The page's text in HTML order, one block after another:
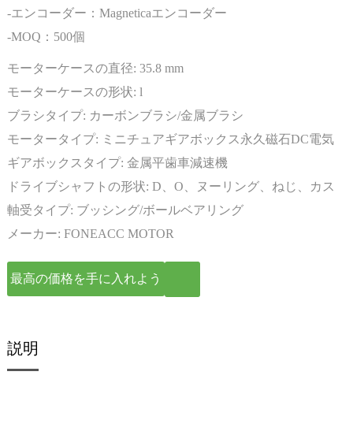
-エンコーダー：Magneticaエンコーダー
-MOQ：500個
モーターケースの直径: 35.8 mm
モーターケースの形状: l
ブラシタイプ: カーボンブラシ/金属ブラシ
モータータイプ: ミニチュアギアボックス永久磁石DC電気
モーター
ギアボックスタイプ: 金属平歯車減速機
ドライブシャフトの形状: D、O、ヌーリング、ねじ、カス
タマイズ
軸受タイプ: ブッシング/ボールベアリング
メーカー: FONEACC MOTOR
最高の価格を手に入れよう
説明